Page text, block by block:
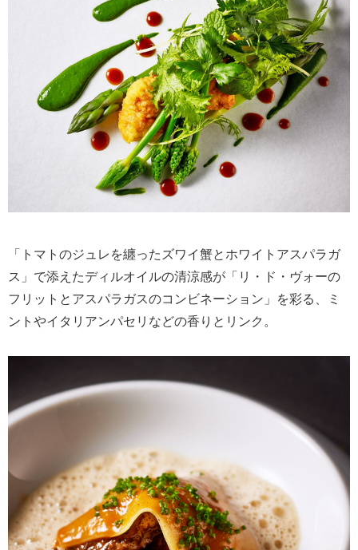
「トマトのジュレを纏ったズワイ蟹とホワイトアスパラガ
ス」で添えたディルオイルの清涼感が「リ・ド・ヴォーの
フリットとアスパラガスのコンビネーション」を彩る、ミ
ントやイタリアンパセリなどの香りとリンク。